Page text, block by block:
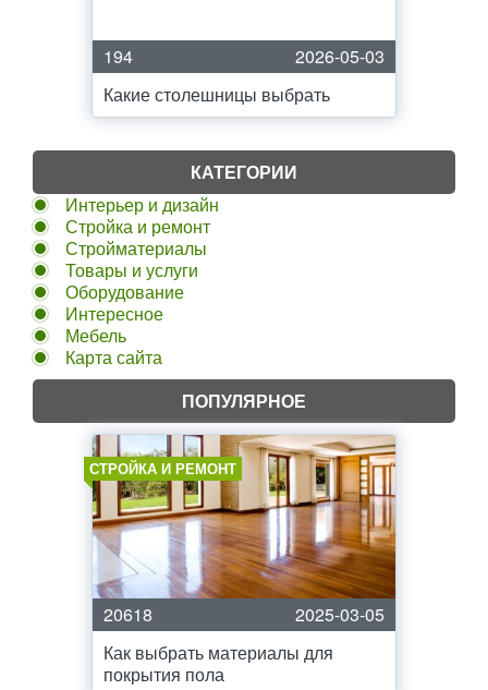
194
2026-05-03
Какие столешницы выбрать
КАТЕГОРИИ
Интерьер и дизайн
Стройка и ремонт
Стройматериалы
Товары и услуги
Оборудование
Интересное
Мебель
Карта сайта
ПОПУЛЯРНОЕ
СТРОЙКА И РЕМОНТ
20618
2025-03-05
Как выбрать материалы для
покрытия пола